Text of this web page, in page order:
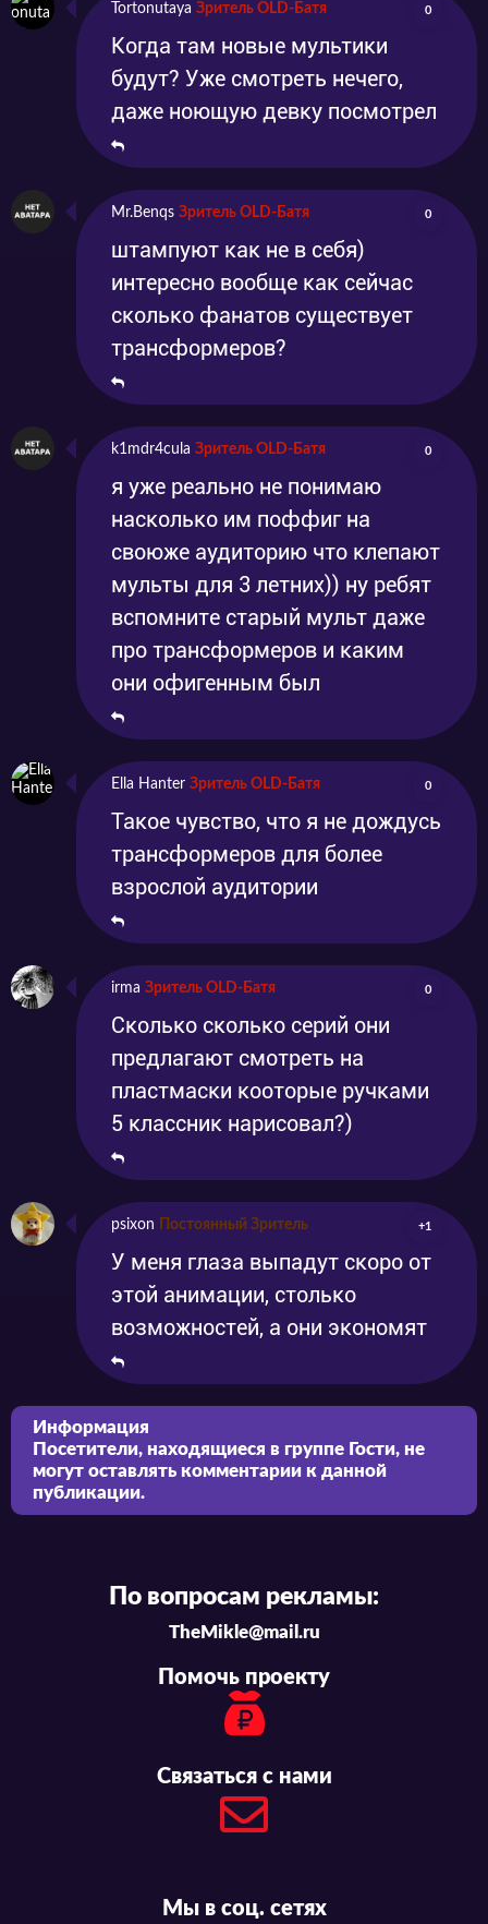
Tortonutaya Зритель OLD-Батя 0
Когда там новые мультики
будут? Уже смотреть нечего,
даже ноющую девку посмотрел
Mr.Benqs Зритель OLD-Батя 0
штампуют как не в себя)
интересно вообще как сейчас
сколько фанатов существует
трансформеров?
k1mdr4cula Зритель OLD-Батя 0
я уже реально не понимаю
насколько им поффиг на
своюже аудиторию что клепают
мульты для 3 летних)) ну ребят
вспомните старый мульт даже
про трансформеров и каким
они офигенным был
Ella Hanter Зритель OLD-Батя 0
Такое чувство, что я не дождусь
трансформеров для более
взрослой аудитории
irma Зритель OLD-Батя 0
Сколько сколько серий они
предлагают смотреть на
пластмаски кооторые ручками
5 классник нарисовал?)
psixon Постоянный Зритель +1
У меня глаза выпадут скоро от
этой анимации, столько
возможностей, а они экономят
Информация
Посетители, находящиеся в группе Гости, не
могут оставлять комментарии к данной
публикации.
По вопросам рекламы:
TheMikle@mail.ru
Помочь проекту
Связаться с нами
Мы в соц. сетях